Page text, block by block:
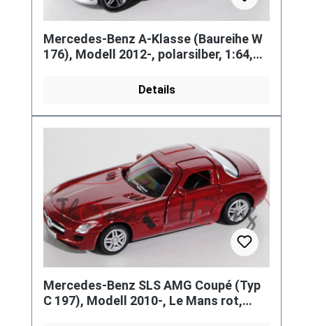
Mercedes-Benz A-Klasse (Baureihe W
176), Modell 2012-, polarsilber, 1:64,
Details
Mercedes-Benz SLS AMG Coupé (Typ
C 197), Modell 2010-, Le Mans rot,